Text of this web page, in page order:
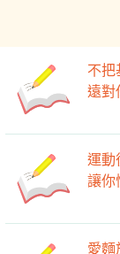
不
遠對
運動
讓你
愛